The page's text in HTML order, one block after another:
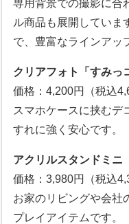
専用背景での撮影に合
ル商品も展開していま
で、豊富なラインアッ
クリアフォト「すみっ
価格：4,200円（税込
スマホケースに挟むデ
すれに強く安心です。
アクリルスタンドミニ
価格：3,980円（税込
お家のリビングや会社
プレイアイテムです。